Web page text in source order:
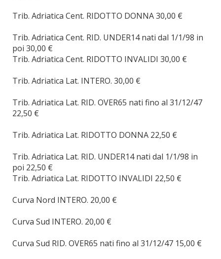
Trib. Adriatica Cent. RIDOTTO DONNA 30,00 €
Trib. Adriatica Cent. RID. UNDER14 nati dal 1/1/98 in
poi 30,00 €
Trib. Adriatica Cent. RIDOTTO INVALIDI 30,00 €
Trib. Adriatica Lat. INTERO. 30,00 €
Trib. Adriatica Lat. RID. OVER65 nati fino al 31/12/47
22,50 €
Trib. Adriatica Lat. RIDOTTO DONNA 22,50 €
Trib. Adriatica Lat. RID. UNDER14 nati dal 1/1/98 in
poi 22,50 €
Trib. Adriatica Lat. RIDOTTO INVALIDI 22,50 €
Curva Nord INTERO. 20,00 €
Curva Sud INTERO. 20,00 €
Curva Sud RID. OVER65 nati fino al 31/12/47 15,00 €